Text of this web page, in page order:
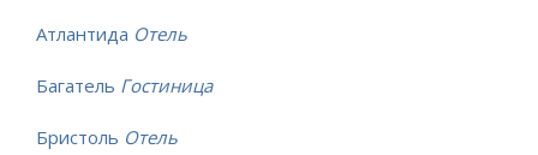
Атлантида Отель
Багатель Гостиница
Бристоль Отель